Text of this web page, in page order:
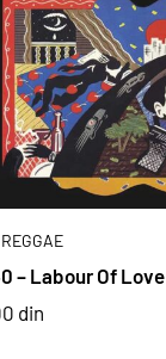
REGGAE
– Labour Of Love
din